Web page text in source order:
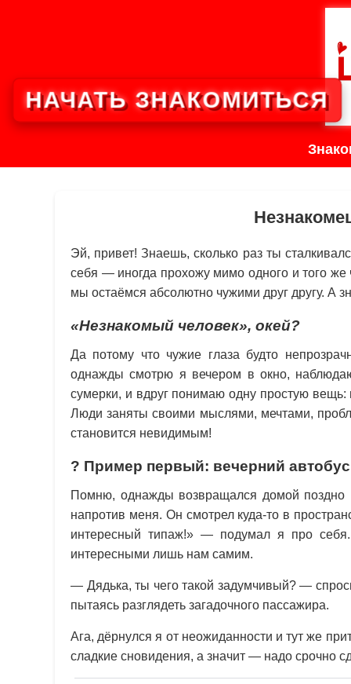
Эй, привет! Знаешь, сколько раз ты
себя — иногда прохожу мимо одного и того же
мы остаёмся абсолютно чужими друг другу. А
«Незнакомый человек», окей?
Да потому что чужие глаза будто
однажды смотрю я вечером в окно,
сумерки, и вдруг понимаю одну простую вещь:
Люди заняты своими мыслями, мечтами,
становится невидимым!
? Пример первый: вечерний автобус
Помню, однажды возвращался домой поздно
напротив меня. Он смотрел куда-то в
интересный типаж!» — подумал я про
интересными лишь нам самим.
— Дядька, ты чего такой задумчивый? —
пытаясь разглядеть загадочного пассажира.
Ага, дёрнулся я от неожиданности и тут же
сладкие сновидения, а значит — надо срочно
НАЧАТЬ ЗНАКОМИТЬСЯ